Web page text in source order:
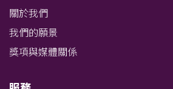
關於我們
我們的願景
獎項與媒體關係